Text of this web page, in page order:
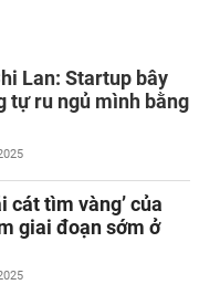
Lan: Startup bây
tự ru ngủ mình bằng
cát tìm vàng’ của
giai đoạn sớm ở